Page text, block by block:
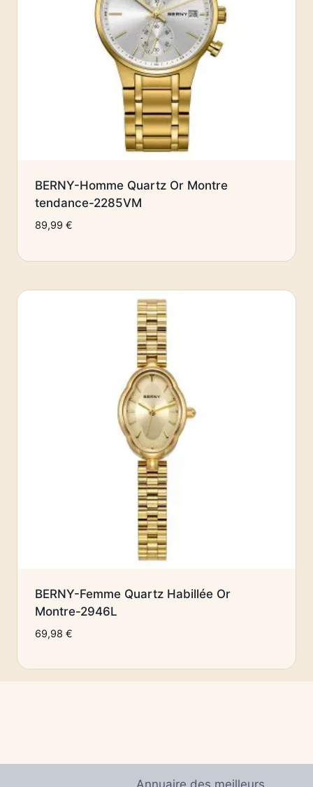
BERNY-Homme Quartz Or Montre
tendance-2285VM
89,99 €
BERNY-Femme Quartz Habillée Or
Montre-2946L
69,98 €
Annuaire des meilleurs